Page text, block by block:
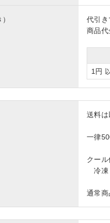
代引
商品
1円
送料
一律
クー
冷
通常